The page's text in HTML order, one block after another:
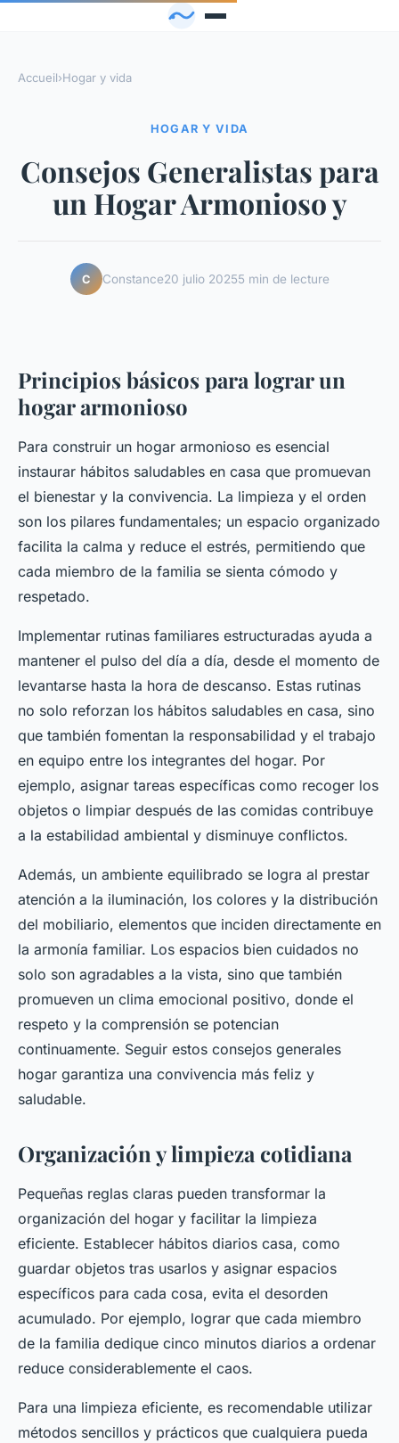
Accueil›Hogar y vida
HOGAR Y VIDA
Consejos Generalistas para
un Hogar Armonioso y
C Constance20 julio 20255 min de lecture
Principios básicos para lograr un
hogar armonioso
Para construir un hogar armonioso es esencial
instaurar hábitos saludables en casa que promuevan
el bienestar y la convivencia. La limpieza y el orden
son los pilares fundamentales; un espacio organizado
facilita la calma y reduce el estrés, permitiendo que
cada miembro de la familia se sienta cómodo y
respetado.
Implementar rutinas familiares estructuradas ayuda a
mantener el pulso del día a día, desde el momento de
levantarse hasta la hora de descanso. Estas rutinas
no solo reforzan los hábitos saludables en casa, sino
que también fomentan la responsabilidad y el trabajo
en equipo entre los integrantes del hogar. Por
ejemplo, asignar tareas específicas como recoger los
objetos o limpiar después de las comidas contribuye
a la estabilidad ambiental y disminuye conflictos.
Además, un ambiente equilibrado se logra al prestar
atención a la iluminación, los colores y la distribución
del mobiliario, elementos que inciden directamente en
la armonía familiar. Los espacios bien cuidados no
solo son agradables a la vista, sino que también
promueven un clima emocional positivo, donde el
respeto y la comprensión se potencian
continuamente. Seguir estos consejos generales
hogar garantiza una convivencia más feliz y
saludable.
Organización y limpieza cotidiana
Pequeñas reglas claras pueden transformar la
organización del hogar y facilitar la limpieza
eficiente. Establecer hábitos diarios casa, como
guardar objetos tras usarlos y asignar espacios
específicos para cada cosa, evita el desorden
acumulado. Por ejemplo, lograr que cada miembro
de la familia dedique cinco minutos diarios a ordenar
reduce considerablemente el caos.
Para una limpieza eficiente, es recomendable utilizar
métodos sencillos y prácticos que cualquiera pueda